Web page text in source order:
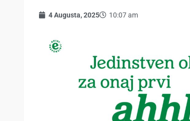
4 Augusta, 2025 10:07 am